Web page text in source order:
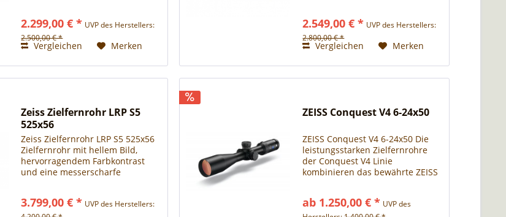
bedeuten, dass Sie sich nicht so
gut wie möglich...
2.299,00 € * UVP des Herstellers:
2.500,00 € *
Vergleichen Merken
wesentlichen Beitrag zu Ihrem
Jagderfolg. Die...
2.549,00 € * UVP des Herstellers:
2.800,00 € *
Vergleichen Merken
Zeiss Zielfernrohr LRP S5
525x56
Zeiss Zielfernrohr LRP S5 525x56
Zielfernrohr mit hellem Bild,
hervorragendem Farbkontrast
und eine messerscharfe
Präzisionszielfernrohre dar. Das
3.799,00 € * UVP des Herstellers:
ZEISS Conquest V4 6-24x50
ZEISS Conquest V4 6-24x50 Die
leistungsstarken Zielfernrohre
der Conquest V4 Linie
kombinieren das bewährte ZEISS
kompakte Bauweise und das
ab 1.250,00 € * UVP des